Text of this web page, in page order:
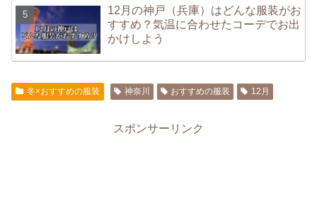
12月の神戸（兵庫）はどんな服装がお
すすめ？気温に合わせたコーデでお出
かけしよう
冬×おすすめの服装 神奈川 おすすめの服装 12月
スポンサーリンク